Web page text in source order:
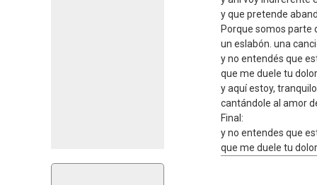
y que pretende
Porque somos parte
un eslabón. una
y no entendés que
que me duele tu
y aquí estoy,
cantándole al amor
Final:
y no entendes que
que me duele tu dolor